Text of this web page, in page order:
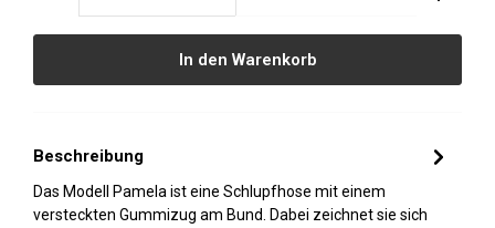
In den Warenkorb
Beschreibung
Das Modell Pamela ist eine Schlupfhose mit einem
versteckten Gummizug am Bund. Dabei zeichnet sie sich